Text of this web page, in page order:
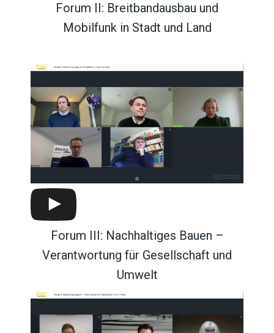
Forum II: Breitbandausbau und
Mobilfunk in Stadt und Land
Forum III: Nachhaltiges Bauen –
Verantwortung für Gesellschaft und
Umwelt